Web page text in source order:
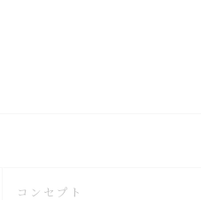
コンセプト